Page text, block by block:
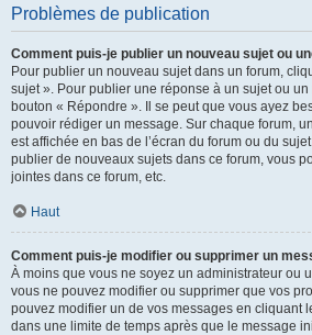
Problèmes de publication
Comment puis-je publier un nouveau sujet ou
Pour publier un nouveau sujet dans un forum,
sujet ». Pour publier une réponse à un sujet ou
bouton « Répondre ». Il se peut que vous ayez
pouvoir rédiger un message. Sur chaque forum,
est affichée en bas de l’écran du forum ou du
publier de nouveaux sujets dans ce forum, vous
jointes dans ce forum, etc.
Haut
Comment puis-je modifier ou supprimer un
À moins que vous ne soyez un administrateur ou
vous ne pouvez modifier ou supprimer que vos
pouvez modifier un de vos messages en cliquant
dans une limite de temps après que le message